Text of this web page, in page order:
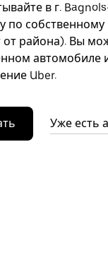
в г.
по собственному
от района). Вы
автомобиле
Uber.
Уже есть